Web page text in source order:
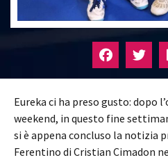
Eureka ci ha preso gusto: dopo
weekend, in questo fine
si è appena concluso la notizia
Ferentino di Cristian Cimadon